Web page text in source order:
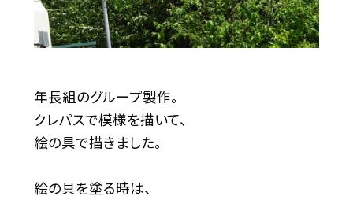
年長組のグループ製作。
クレパスで模様を描いて、
絵の具で描きました。
絵の具を塗る時は、